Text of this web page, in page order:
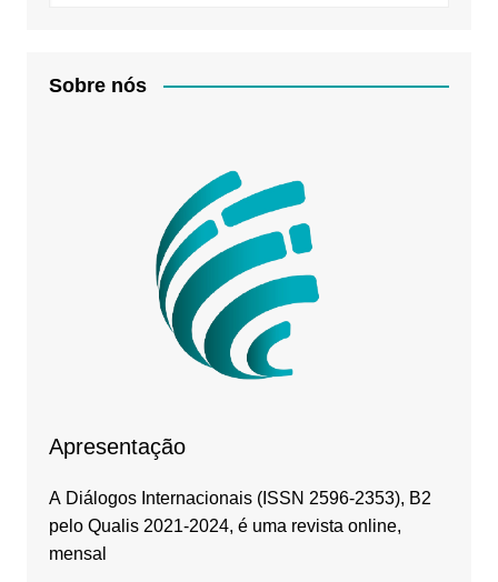
Sobre nós
Apresentação
A Diálogos Internacionais (ISSN 2596-2353), B2
pelo Qualis 2021-2024, é uma revista online,
mensal